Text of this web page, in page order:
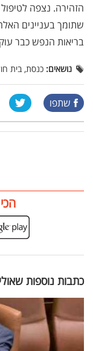
הזהירה. נצפה
שתומך בעניינים
בריאות הנפש כבר
נושאים: כנסת, בית
שתפו
כתבות נוספות